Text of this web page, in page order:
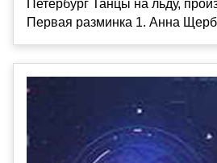
Петербург Танцы на льду,
Первая разминка 1. Анна